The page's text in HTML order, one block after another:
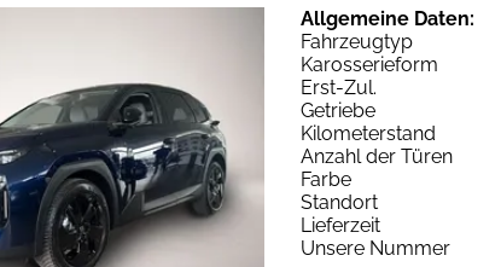
Allgemeine Daten:
Fahrzeugtyp
Karosserieform
Erst-Zul.
Getriebe
Kilometerstand
Anzahl der Türen
Farbe
Standort
Lieferzeit
Unsere Nummer